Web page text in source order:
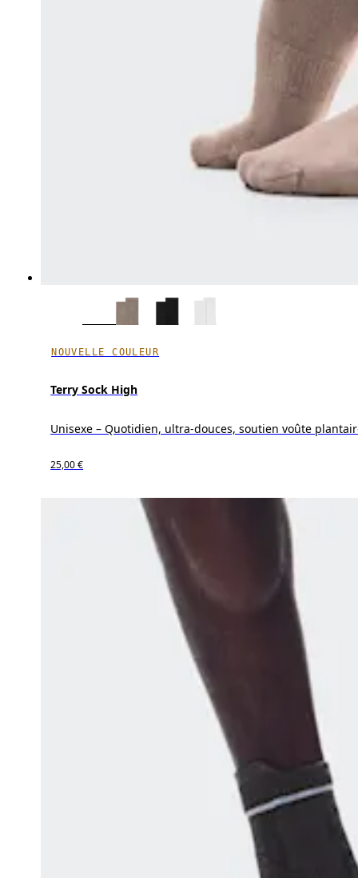
NOUVELLE COULEUR
Terry Sock High
Unisexe – Quotidien, ultra-douces, soutien voûte
25,00 €